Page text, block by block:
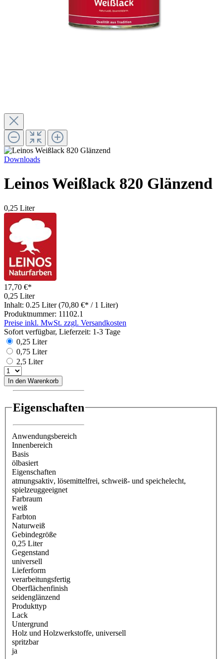
Downloads
Leinos Weißlack 820 Glänzend
0,25 Liter
17,70 €*
0,25 Liter
Inhalt: 0.25 Liter (70,80 €* / 1 Liter)
Produktnummer: 11102.1
Preise inkl. MwSt. zzgl. Versandkosten
Sofort verfügbar, Lieferzeit: 1-3 Tage
0,25 Liter
0,75 Liter
2,5 Liter
In den Warenkorb
Eigenschaften
Anwendungsbereich
Innenbereich
Basis
ölbasiert
Eigenschaften
atmungsaktiv, lösemittelfrei, schweiß- und speichelecht,
spielzeuggeeignet
Farbraum
weiß
Farbton
Naturweiß
Gebindegröße
0,25 Liter
Gegenstand
universell
Lieferform
verarbeitungsfertig
Oberflächenfinish
seidenglänzend
Produkttyp
Lack
Untergrund
Holz und Holzwerkstoffe, universell
spritzbar
ja